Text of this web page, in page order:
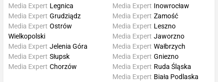
Media Expert Legnica
Media Expert Grudziądz
Media Expert Inowrocław
Media Expert Zamość
Media Expert Ostrów
Wielkopolski
Media Expert Jelenia Góra
Media Expert Słupsk
Media Expert Chorzów
Media Expert Leszno
Media Expert Jaworzno
Media Expert Wałbrzych
Media Expert Gniezno
Media Expert Ruda Śląska
Media Expert Biała Podlaska